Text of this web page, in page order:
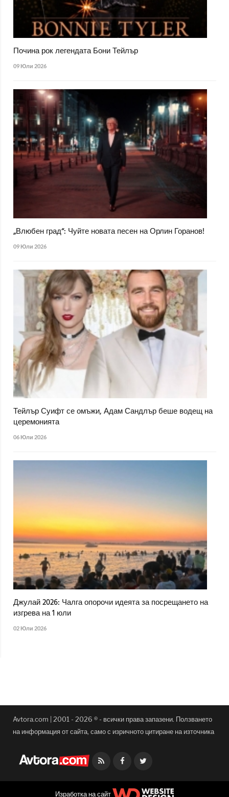
Почина рок легендата Бони Тейлър
09 Юли 2026
„Влюбен град“: Чуйте новата песен на Орлин Горанов!
09 Юли 2026
Тейлър Суифт се омъжи, Адам Сандлър беше водещ на
церемонията
06 Юли 2026
Джулай 2026: Чалга опорочи идеята за посрещането на
изгрева на 1 юли
02 Юли 2026
Avtora.com | 2001 - 2026 ® - всички права запазени. Ползването
на информация от сайта, само с изричното цитиране на източника
Facebook
Изработка на сайт